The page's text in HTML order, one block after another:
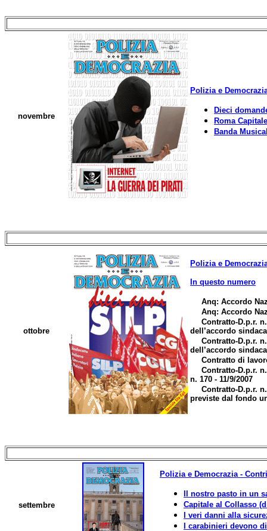
novembre
Polizia e
Dieci
Roma
Banda
ottobre
Polizia e
In questo numero
Anq: Accordo
Anq: Accordo
Contratto-D.p.r.
dell’accordo
Contratto-D.p.r.
dell’accordo
Contratto di
Contratto-D.p.r.
n. 170 - 11/9/2007
Contratto-D.p.r.
previste dal fondo
settembre
Polizia e Democrazia -
Il nostro pasto in un
Capitale al Collasso
I veri danni alla
I carabinieri devono